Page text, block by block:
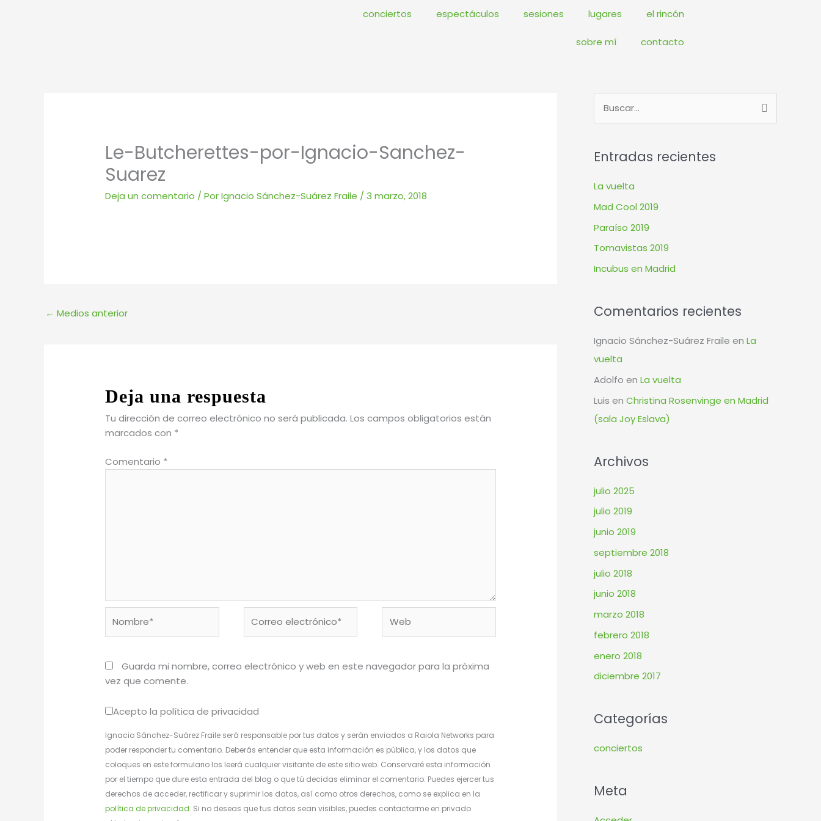
conciertos espectáculos sesiones lugares el rincón
sobre mí contacto
Le-Butcherettes-por-Ignacio-Sanchez-
Suarez
Deja un comentario / PorIgnacio Sánchez-Suárez Fraile /3 marzo, 2018
← Medios anterior
Deja una respuesta
Tu dirección de correo electrónico no será publicada. Los campos obligatorios están
marcados con *
Comentario *
electrónico*
Guarda mi nombre, correo electrónico y web en este navegador para la próxima
vez que comente.
Acepto la política de privacidad
Ignacio Sánchez-Suárez Fraile será responsable por tus datos y serán enviados a Raiola Networks para
poder responder tu comentario. Deberás entender que esta información es pública, y los datos que
coloques en este formulario los leerá cualquier visitante de este sitio web. Conservaré esta información
por el tiempo que dure esta entrada del blog o que tú decidas eliminar el comentario. Puedes ejercer tus
derechos de acceder, rectificar y suprimir los datos, así como otros derechos, como se explica en la
política de privacidad. Si no deseas que tus datos sean visibles, puedes contactarme en privado
c
a
r
:
Entradas recientes
La vuelta
Mad Cool 2019
Paraíso 2019
Tomavistas 2019
Incubus en Madrid
Comentarios recientes
Ignacio Sánchez-Suárez Fraile en La
vuelta
Adolfo en La vuelta
Luis en Christina Rosenvinge en Madrid
(sala Joy Eslava)
Archivos
julio 2025
julio 2019
junio 2019
septiembre 2018
julio 2018
junio 2018
marzo 2018
febrero 2018
enero 2018
diciembre 2017
Categorías
conciertos
Meta